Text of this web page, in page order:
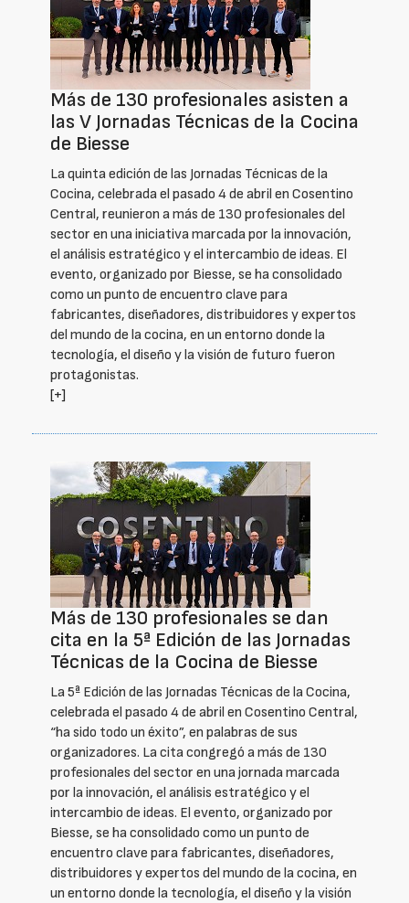
Más de 130 profesionales asisten a
las V Jornadas Técnicas de la Cocina
de Biesse
La quinta edición de las Jornadas Técnicas de la
Cocina, celebrada el pasado 4 de abril en Cosentino
Central, reunieron a más de 130 profesionales del
sector en una iniciativa marcada por la innovación,
el análisis estratégico y el intercambio de ideas. El
evento, organizado por Biesse, se ha consolidado
como un punto de encuentro clave para
fabricantes, diseñadores, distribuidores y expertos
del mundo de la cocina, en un entorno donde la
tecnología, el diseño y la visión de futuro fueron
protagonistas.
[+]
Más de 130 profesionales se dan
cita en la 5ª Edición de las Jornadas
Técnicas de la Cocina de Biesse
La 5ª Edición de las Jornadas Técnicas de la Cocina,
celebrada el pasado 4 de abril en Cosentino Central,
“ha sido todo un éxito”, en palabras de sus
organizadores. La cita congregó a más de 130
profesionales del sector en una jornada marcada
por la innovación, el análisis estratégico y el
intercambio de ideas. El evento, organizado por
Biesse, se ha consolidado como un punto de
encuentro clave para fabricantes, diseñadores,
distribuidores y expertos del mundo de la cocina, en
un entorno donde la tecnología, el diseño y la visión